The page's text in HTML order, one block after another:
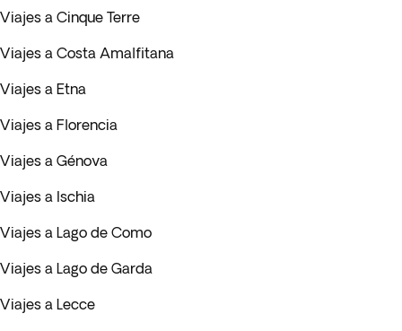
Viajes a Cinque Terre
Viajes a Costa Amalfitana
Viajes a Etna
Viajes a Florencia
Viajes a Génova
Viajes a Ischia
Viajes a Lago de Como
Viajes a Lago de Garda
Viajes a Lecce